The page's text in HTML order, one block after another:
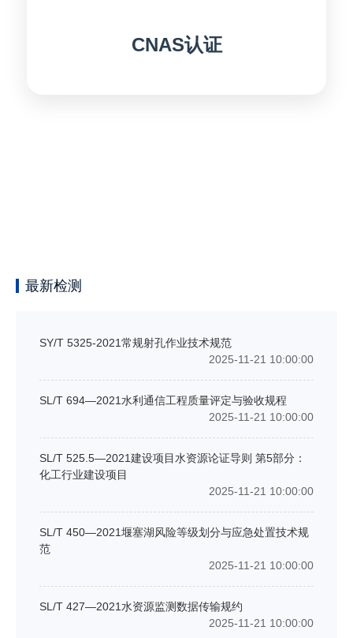
CNAS认证
最新检测
SY/T 5325-2021常规射孔作业技术规范
2025-11-21 10:00:00
SL/T 694—2021水利通信工程质量评定与验收规程
2025-11-21 10:00:00
SL/T 525.5—2021建设项目水资源论证导则 第5部分：
化工行业建设项目
2025-11-21 10:00:00
SL/T 450—2021堰塞湖风险等级划分与应急处置技术规
范
2025-11-21 10:00:00
SL/T 427—2021水资源监测数据传输规约
2025-11-21 10:00:00